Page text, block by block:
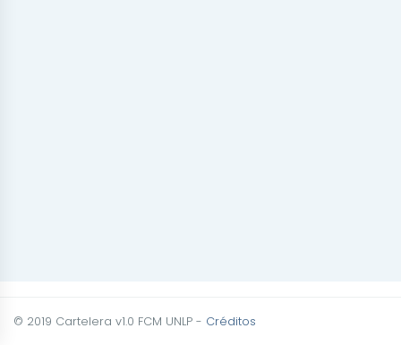
© 2019 Cartelera v1.0 FCM UNLP - Créditos